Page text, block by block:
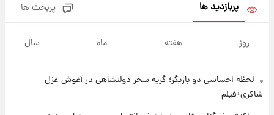
شنبه ۱۷ مرداد ۱۴۰۵
۱۸ ساعت پیش
پربازدید ها پربحث ها
روز هفته ماه سال
لحظه احساسی دو بازیگر؛ گریه سحر دولتشاهی در آغوش غزل
شاکری+فیلم